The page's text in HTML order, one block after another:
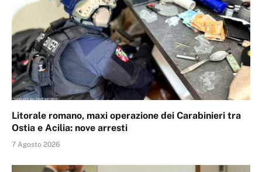
Litorale romano, maxi operazione dei Carabinieri tra
Ostia e Acilia: nove arresti
7 Agosto 2026